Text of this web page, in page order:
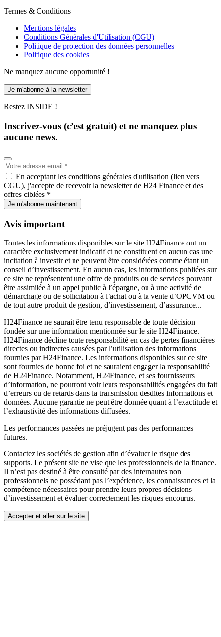
Termes & Conditions
Mentions légales
Conditions Générales d'Utilisation (CGU)
Politique de protection des données personnelles
Politique des cookies
Ne manquez aucune opportunité !
Je m'abonne à la newsletter
Restez INSIDE !
Inscrivez-vous (c’est gratuit) et ne manquez plus
aucune news.
En acceptant les conditions générales d'utilisation (lien vers
CGU), j'accepte de recevoir la newsletter de H24 Finance et des
offres ciblées *
Je m'abonne maintenant
Avis important
Toutes les informations disponibles sur le site H24Finance ont un
caractère exclusivement indicatif et ne constituent en aucun cas une
incitation à investir et ne peuvent être considérées comme étant un
conseil d’investissement. En aucun cas, les informations publiées sur
ce site ne représentent une offre de produits ou de services pouvant
être assimilée à un appel public à l’épargne, ou à une activité de
démarchage ou de sollicitation à l’achat ou à la vente d’OPCVM ou
de tout autre produit de gestion, d’investissement, d’assurance...
H24Finance ne saurait être tenu responsable de toute décision
fondée sur une information mentionnée sur le site H24Finance.
H24Finance décline toute responsabilité en cas de pertes financières
directes ou indirectes causées par l’utilisation des informations
fournies par H24Finance. Les informations disponibles sur ce site
sont fournies de bonne foi et ne sauraient engager la responsabilité
de H24Finance. Notamment, H24Finance, et ses fournisseurs
d’information, ne pourront voir leurs responsabilités engagées du fait
d’erreurs ou de retards dans la transmission desdites informations et
données. Aucune garantie ne peut être donnée quant à l’exactitude et
l’exhaustivité des informations diffusées.
Les performances passées ne préjugent pas des performances
futures.
Contactez les sociétés de gestion afin d’évaluer le risque des
supports. Le présent site ne vise que les professionnels de la finance.
Il n’est pas destiné à être consulté par des internautes non
professionnels ne possédant pas l’expérience, les connaissances et la
compétence nécessaires pour prendre leurs propres décisions
d’investissement et évaluer correctement les risques encourus.
Accepter et aller sur le site